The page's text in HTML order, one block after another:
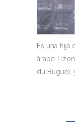
Es una hija
árabe
du Bugue),